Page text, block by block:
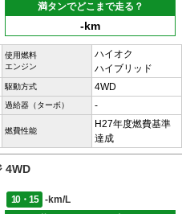
満タンでどこまで走る？
-km
使用燃料
エンジン
ハイオク
ハイブリッド
駆動方式 4WD
過給器（ターボ） -
燃費性能
H27年度燃費基準
達成
4WD
10・15
-km/L